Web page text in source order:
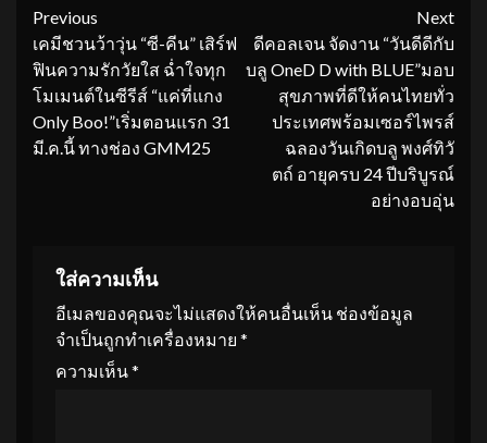
Continue
Reading
Previous
เคมีชวนว้าวุ่น “ซี-คีน” เสิร์ฟ
ฟินความรักวัยใส ฉ่ำใจทุก
โมเมนต์ในซีรีส์ “แค่ที่แกง
Only Boo!”เริ่มตอนแรก 31
มี.ค.นี้ ทางช่อง GMM25
Next
ดีคอลเจน จัดงาน “วันดีดีกับ
บลู OneD D with BLUE”มอบ
สุขภาพที่ดีให้คนไทยทั่ว
ประเทศพร้อมเซอร์ไพรส์
ฉลองวันเกิดบลู พงศ์ทิวั
ตถ์ อายุครบ 24 ปีบริบูรณ์
อย่างอบอุ่น
ใส่ความเห็น
อีเมลของคุณจะไม่แสดงให้คนอื่นเห็น ช่องข้อมูล
จำเป็นถูกทำเครื่องหมาย *
ความเห็น*